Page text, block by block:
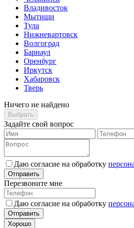
Владивосток
Мытищи
Тула
Нижневартовск
Волгоград
Барнаул
Оренбург
Иркутск
Хабаровск
Тверь
Ничего не найдено
Выбрать
Задайте свой вопрос
Даю согласие на обработку
Отправить
Перезвоните мне
Даю согласие на обработку
Отправить
Хорошо